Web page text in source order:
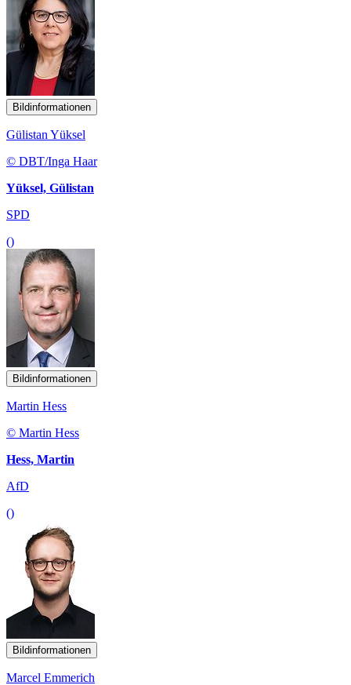
Bildinformationen
Gülistan Yüksel
© DBT/Inga Haar
Yüksel, Gülistan
SPD
()
Bildinformationen
Martin Hess
© Martin Hess
Hess, Martin
AfD
()
Bildinformationen
Marcel Emmerich